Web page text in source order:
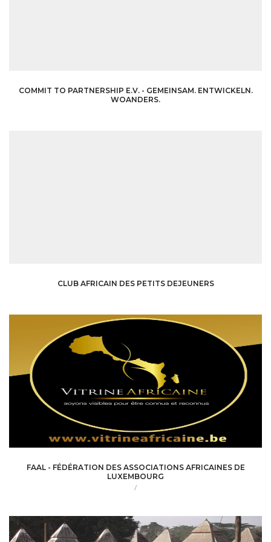
COMMIT TO PARTNERSHIP E.V. - GEMEINSAM. ENTWICKELN.
WOANDERS.
CLUB AFRICAIN DES PETITS DEJEUNERS
FAAL - FÉDÉRATION DES ASSOCIATIONS AFRICAINES DE
LUXEMBOURG
/